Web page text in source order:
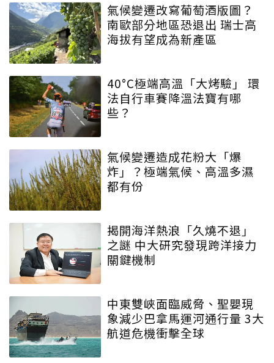
氣候變遷改寫葡萄酒版圖？
南歐部分地區恐退出 瑞士高
海拔有望成為新產區
40°C極端高溫「大烤驗」 環
法自行車賽降溫法寶有哪
些？
氣候變遷造成花粉大「爆
炸」？極端氣候、高溫多濕
都有份
揭開海洋熱浪「久燒不退」
之謎 中大研究發現跨洋接力
關鍵機制
中東雙峽面臨威脅、聖嬰現
象減少巴拿馬運河通行量 3大
航道危機衝擊全球